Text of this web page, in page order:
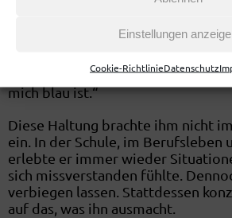
Einstellungen
Cookie-RichtlinieDatenschutz
Umfeld. Sich anzupassen, nur um
war für ihn nie einfach. Ehrlichkeit
rosa, dann kann ich nicht
mich blau ist.“
Diese Haltung brachte ihm nicht
ein. In der Schule, im Berufsleben
erlebte er immer wieder
sich missverstanden fühlte.
verbiegen lassen. Stattdessen
auf das, was ihn ausmacht.